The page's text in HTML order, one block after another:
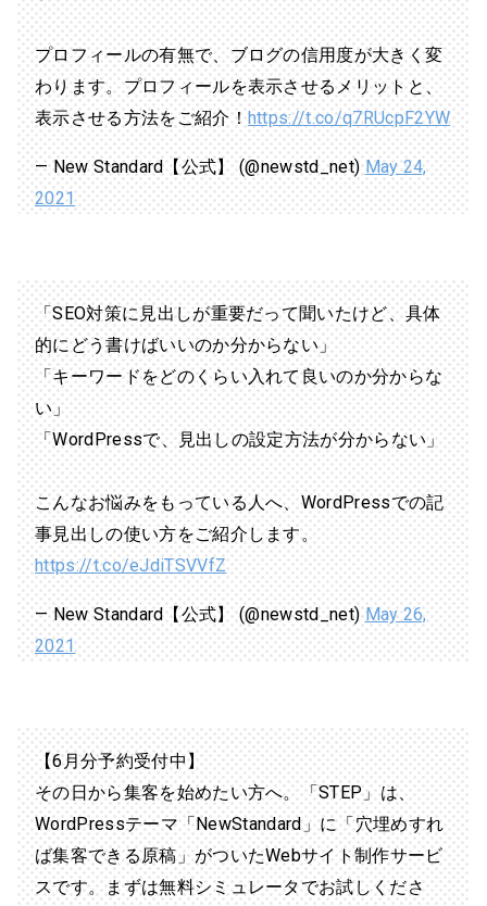
プロフィールの有無で、ブログの信用度が大きく変
わります。プロフィールを表示させるメリットと、
表示させる方法をご紹介！https://t.co/q7RUcpF2YW
— New Standard【公式】 (@newstd_net)May 24,
2021
「SEO対策に見出しが重要だって聞いたけど、具体
的にどう書けばいいのか分からない」
「キーワードをどのくらい入れて良いのか分からな
い」
「WordPressで、見出しの設定方法が分からない」
こんなお悩みをもっている人へ、WordPressでの記
事見出しの使い方をご紹介します。
https://t.co/eJdiTSVVfZ
— New Standard【公式】 (@newstd_net)May 26,
2021
【6月分予約受付中】
その日から集客を始めたい方へ。「STEP」は、
WordPressテーマ「NewStandard」に「穴埋めすれ
ば集客できる原稿」がついたWebサイト制作サービ
スです。まずは無料シミュレータでお試しくださ